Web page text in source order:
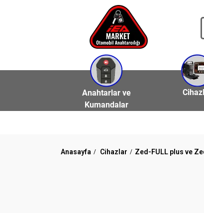
Anahtarlar ve
Kumandalar
Anasayfa Cihazlar Zed-FULL plus ve